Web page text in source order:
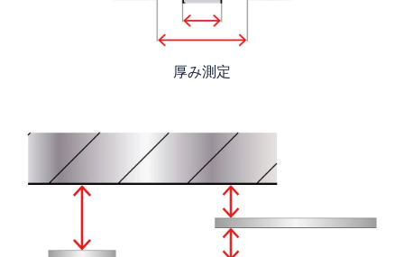
厚み測定